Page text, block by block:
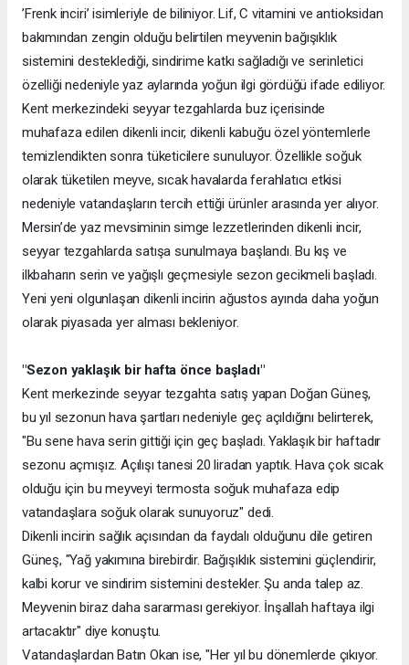
’Frenk inciri’ isimleriyle de biliniyor. Lif, C vitamini ve antioksidan
bakımından zengin olduğu belirtilen meyvenin bağışıklık
sistemini desteklediği, sindirime katkı sağladığı ve serinletici
özelliği nedeniyle yaz aylarında yoğun ilgi gördüğü ifade ediliyor.
Kent merkezindeki seyyar tezgahlarda buz içerisinde
muhafaza edilen dikenli incir, dikenli kabuğu özel yöntemlerle
temizlendikten sonra tüketicilere sunuluyor. Özellikle soğuk
olarak tüketilen meyve, sıcak havalarda ferahlatıcı etkisi
nedeniyle vatandaşların tercih ettiği ürünler arasında yer alıyor.
Mersin’de yaz mevsiminin simge lezzetlerinden dikenli incir,
seyyar tezgahlarda satışa sunulmaya başlandı. Bu kış ve
ilkbaharın serin ve yağışlı geçmesiyle sezon gecikmeli başladı.
Yeni yeni olgunlaşan dikenli incirin ağustos ayında daha yoğun
olarak piyasada yer alması bekleniyor.
"Sezon yaklaşık bir hafta önce başladı"
Kent merkezinde seyyar tezgahta satış yapan Doğan Güneş,
bu yıl sezonun hava şartları nedeniyle geç açıldığını belirterek,
"Bu sene hava serin gittiği için geç başladı. Yaklaşık bir haftadır
sezonu açmışız. Açılışı tanesi 20 liradan yaptık. Hava çok sıcak
olduğu için bu meyveyi termosta soğuk muhafaza edip
vatandaşlara soğuk olarak sunuyoruz" dedi.
Dikenli incirin sağlık açısından da faydalı olduğunu dile getiren
Güneş, "Yağ yakımına birebirdir. Bağışıklık sistemini güçlendirir,
kalbi korur ve sindirim sistemini destekler. Şu anda talep az.
Meyvenin biraz daha sararması gerekiyor. İnşallah haftaya ilgi
artacaktır" diye konuştu.
Vatandaşlardan Batın Okan ise, "Her yıl bu dönemlerde çıkıyor.